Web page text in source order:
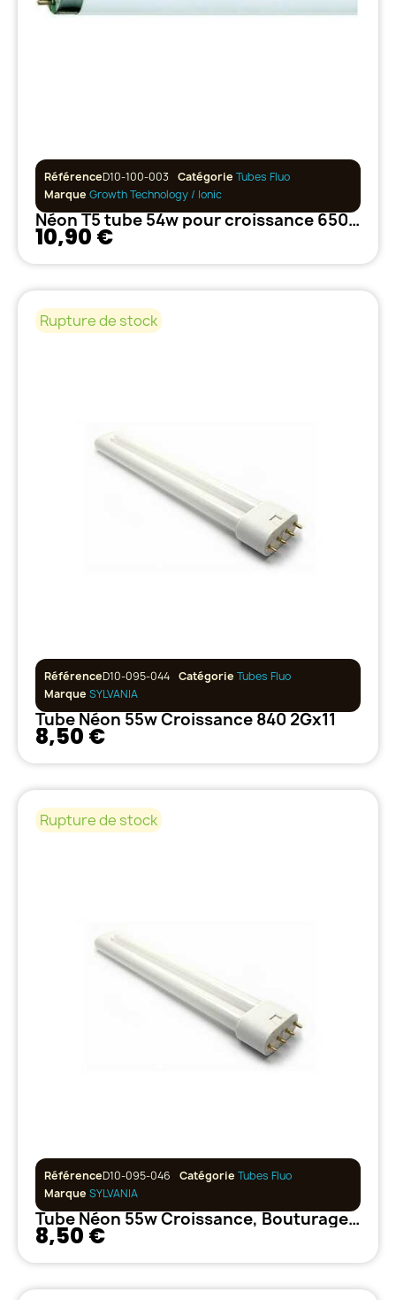
RéférenceD10-100-003 Catégorie Tubes Fluo
Marque Growth Technology / Ionic
Néon T5 tube 54w pour croissance 6500°K
10,90 €
Rupture de stock
RéférenceD10-095-044 Catégorie Tubes Fluo
Marque SYLVANIA
Tube Néon 55w Croissance 840 2Gx11
8,50 €
Rupture de stock
RéférenceD10-095-046 Catégorie Tubes Fluo
Marque SYLVANIA
Tube Néon 55w Croissance, Bouturage 865 2Gx11
8,50 €